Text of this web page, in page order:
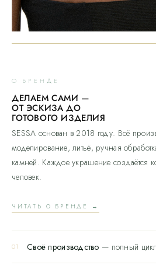
О БРЕНДЕ
ДЕЛАЕМ САМИ —
ОТ ЭСКИЗА ДО
ГОТОВОГО ИЗДЕЛИЯ
SESSA основан в 2018 году. Всё
моделирование, литьё, ручная
камней. Каждое украшение создаётся
человек.
ЧИТАТЬ О БРЕНДЕ →
01 Своё производство — полный